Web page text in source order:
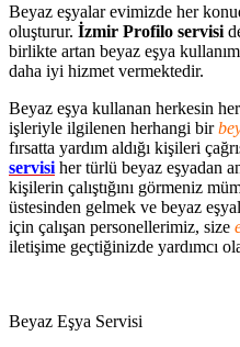
Beyaz eşyalar evimizde her
oluşturur. İzmir Profilo servisi
birlikte artan beyaz eşya
daha iyi hizmet vermektedir.
Beyaz eşya kullanan herkesin
işleriyle ilgilenen herhangi bir
fırsatta yardım aldığı kişileri
servisi her türlü beyaz eşyadan
kişilerin çalıştığını görmeniz
üstesinden gelmek ve beyaz
için çalışan personellerimiz, size
iletişime geçtiğinizde yardımcı
Beyaz Eşya Servisi